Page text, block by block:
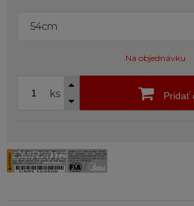
54cm
Na objednávku
ks Pridať